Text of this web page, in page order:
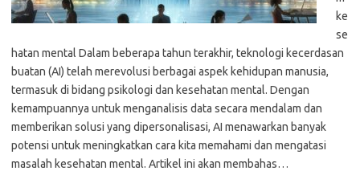
ke
se
hatan mental Dalam beberapa tahun terakhir, teknologi kecerdasan
buatan (AI) telah merevolusi berbagai aspek kehidupan manusia,
termasuk di bidang psikologi dan kesehatan mental. Dengan
kemampuannya untuk menganalisis data secara mendalam dan
memberikan solusi yang dipersonalisasi, AI menawarkan banyak
potensi untuk meningkatkan cara kita memahami dan mengatasi
masalah kesehatan mental. Artikel ini akan membahas…